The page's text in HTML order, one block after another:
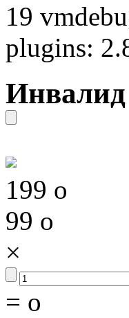
19
plugins:
199 o
99 o
×
= o